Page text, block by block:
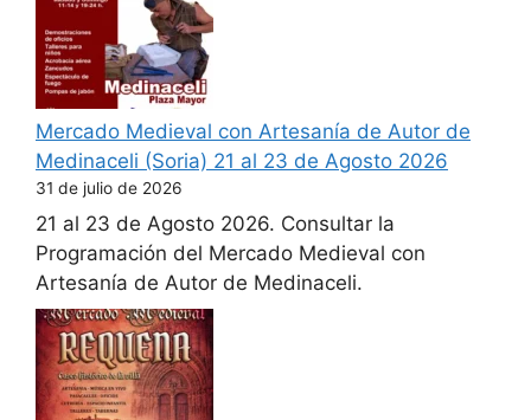
Mercado Medieval con Artesanía de Autor de
Medinaceli (Soria) 21 al 23 de Agosto 2026
31 de julio de 2026
21 al 23 de Agosto 2026. Consultar la
Programación del Mercado Medieval con
Artesanía de Autor de Medinaceli.